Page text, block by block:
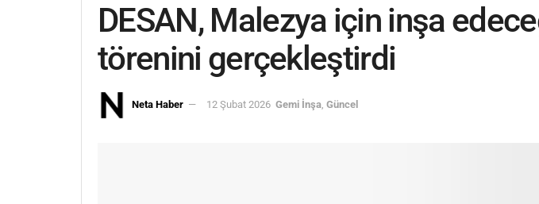
DESAN, Malezya için inşa
törenini gerçekleştirdi
Neta Haber 12 Şubat 2026 Gemi İnşa Güncel